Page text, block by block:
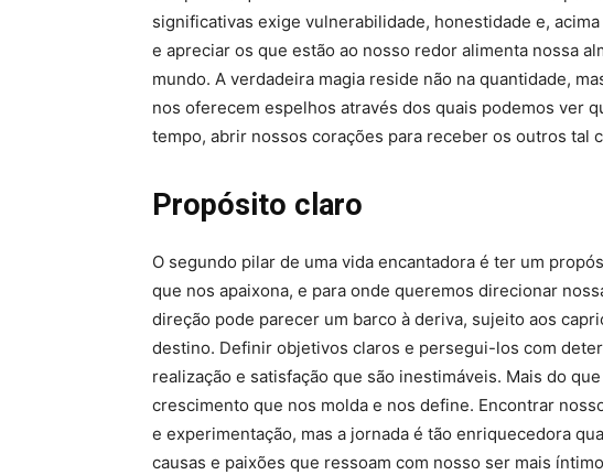
significativas exige vulnerabilidade, honestidade e,
e apreciar os que estão ao nosso redor alimenta nossa
mundo. A verdadeira magia reside não na quantidade,
nos oferecem espelhos através dos quais podemos ver
tempo, abrir nossos corações para receber os outros tal
Propósito claro
O segundo pilar de uma vida encantadora é ter um
que nos apaixona, e para onde queremos direcionar
direção pode parecer um barco à deriva, sujeito aos
destino. Definir objetivos claros e persegui-los com
realização e satisfação que são inestimáveis. Mais do
crescimento que nos molda e nos define. Encontrar
e experimentação, mas a jornada é tão enriquecedora
causas e paixões que ressoam com nosso ser mais